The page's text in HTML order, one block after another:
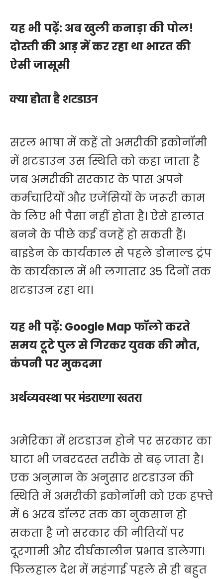
यह भी पढ़ें: अब खुली कनाड़ा की पोल!
दोस्ती की आड़ में कर रहा था भारत की
ऐसी जासूसी
क्या होता है शटडाउन
सरल भाषा में कहें तो अमरीकी इकोनॉमी
में शटडाउन उस स्थिति को कहा जाता है
जब अमरीकी सरकार के पास अपने
कर्मचारियों और एजेंसियों के जरूरी काम
के लिए भी पैसा नहीं होता है। ऐसे हालात
बनने के पीछे कई वजहें हो सकती हैं।
बाइडेन के कार्यकाल से पहले डोनाल्ड ट्रंप
के कार्यकाल में भी लगातार 35 दिनों तक
शटडाउन रहा था।
यह भी पढ़ें: Google Map फॉलो करते
समय टूटे पुल से गिरकर युवक की मौत,
कंपनी पर मुकदमा
अर्थव्यवस्था पर मंडराएगा खतरा
अमेरिका में शटडाउन होने पर सरकार का
घाटा भी जबरदस्त तरीके से बढ़ जाता है।
एक अनुमान के अनुसार शटडाउन की
स्थिति में अमरीकी इकोनॉमी को एक हफ्ते
में 6 अरब डॉलर तक का नुकसान हो
सकता है जो सरकार की नीतियों पर
दूरगामी और दीर्घकालीन प्रभाव डालेगा।
फिलहाल देश में महंगाई पहले से ही बहुत